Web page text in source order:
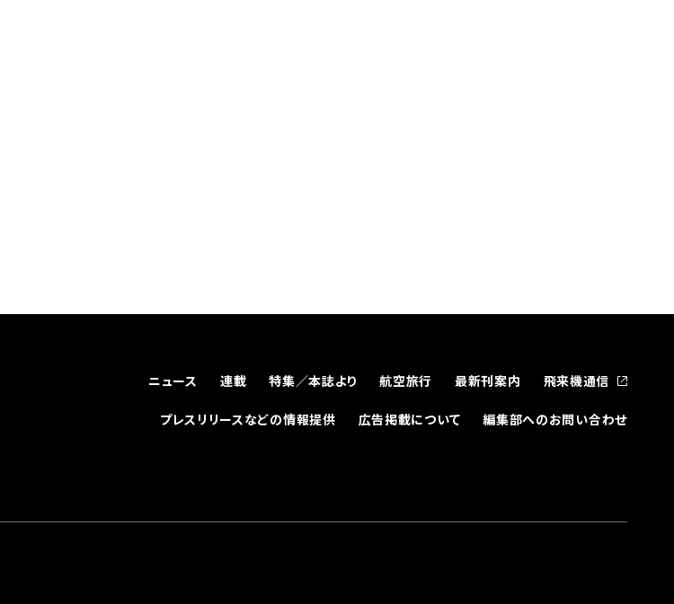
ニュース 連載 特集／本誌より 航空旅行 最新刊案内 飛来機通信
プレスリリースなどの情報提供 広告掲載について 編集部へのお問い合わせ